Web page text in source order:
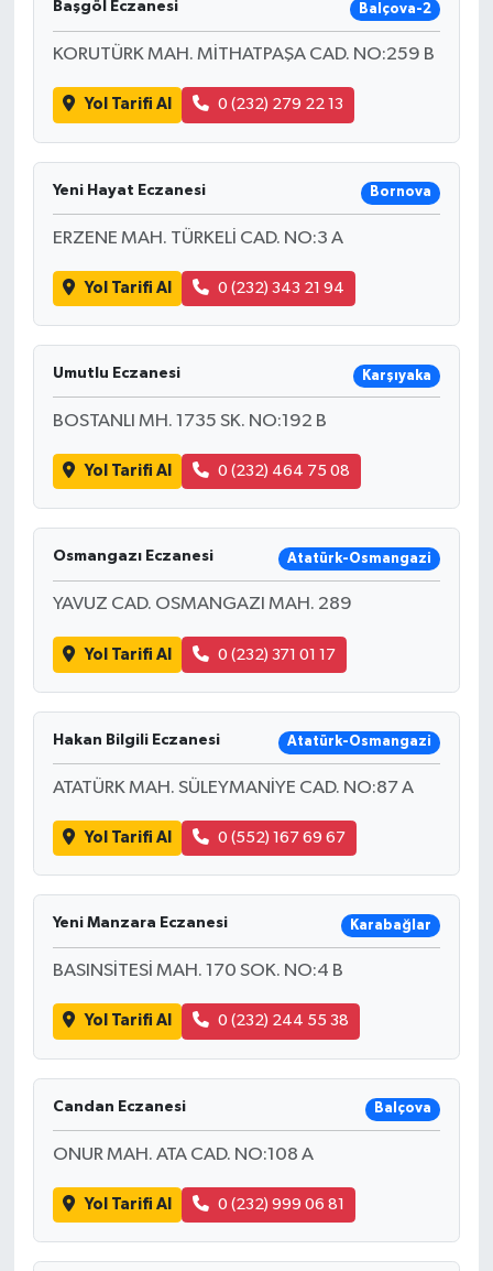
Başgöl Eczanesi Balçova-2
KORUTÜRK MAH. MİTHATPAŞA CAD. NO:259 B
Yol Tarifi Al 0 (232) 279 22 13
Yeni Hayat Eczanesi Bornova
ERZENE MAH. TÜRKELİ CAD. NO:3 A
Yol Tarifi Al 0 (232) 343 21 94
Umutlu Eczanesi Karşıyaka
BOSTANLI MH. 1735 SK. NO:192 B
Yol Tarifi Al 0 (232) 464 75 08
Osmangazı Eczanesi Atatürk-Osmangazi
YAVUZ CAD. OSMANGAZI MAH. 289
Yol Tarifi Al 0 (232) 371 01 17
Hakan Bilgili Eczanesi Atatürk-Osmangazi
ATATÜRK MAH. SÜLEYMANİYE CAD. NO:87 A
Yol Tarifi Al 0 (552) 167 69 67
Yeni Manzara Eczanesi Karabağlar
BASINSİTESİ MAH. 170 SOK. NO:4 B
Yol Tarifi Al 0 (232) 244 55 38
Candan Eczanesi Balçova
ONUR MAH. ATA CAD. NO:108 A
Yol Tarifi Al 0 (232) 999 06 81